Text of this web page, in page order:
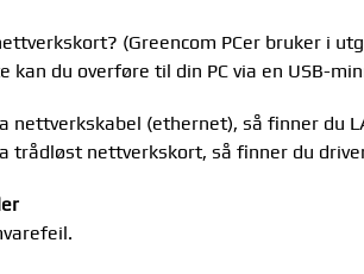
(Greencom PCer bruker i
kan du overføre til din PC via en USB-
nettverkskabel (ethernet), så finner du
trådløst nettverkskort, så finner du